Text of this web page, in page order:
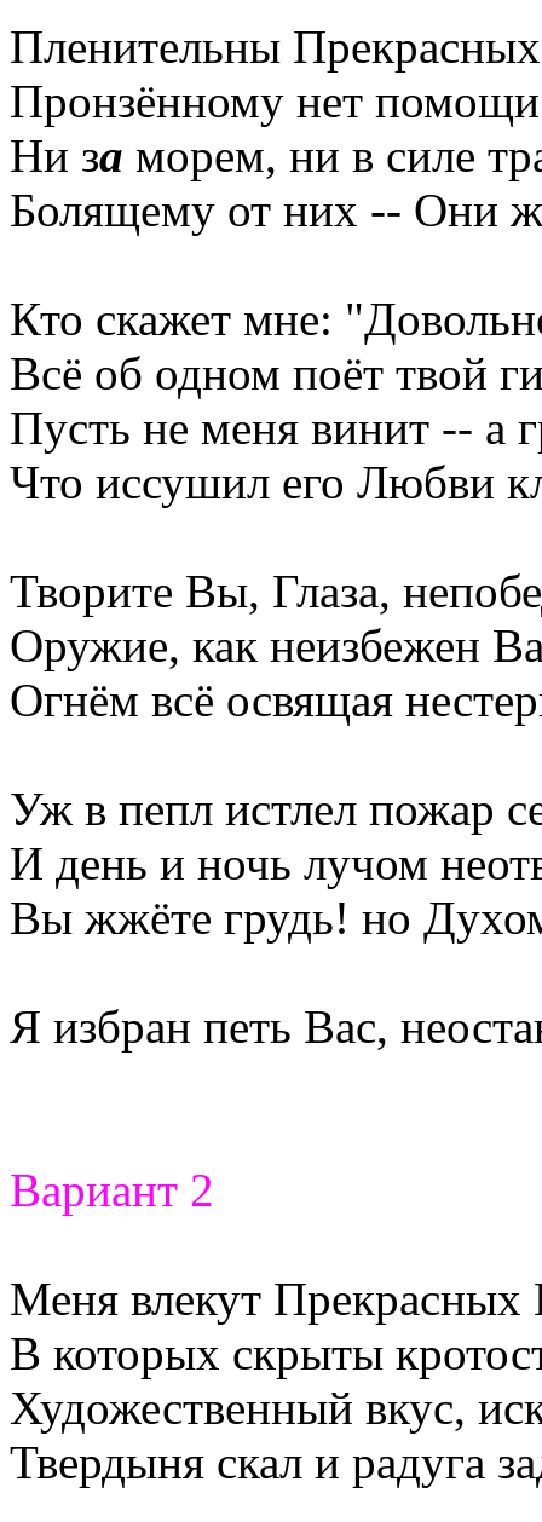
Пленительны
Пронзённому нет
Ни за морем, ни в силе
Болящему от них -- Они
Кто скажет мне:
Всё об одном поёт твой
Пусть не меня винит -- а
Что иссушил его Любви
Творите Вы, Глаза,
Оружие, как неизбежен
Огнём всё освящая
Уж в пепл истлел пожар
И день и ночь лучом
Вы жжёте грудь! но
Я избран петь Вас,
Вариант 2
Меня влекут Прекрасных
В которых скрыты
Художественный вкус,
Твердыня скал и радуга